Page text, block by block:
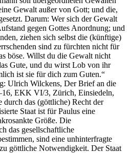
Gewalt außer von Gott; und die,
Darum: Wer sich der Gewalt
gegen Gottes Anord­nung; und
ziehen sich selbst die (künftige)
sind zu fürchten nicht für
böse. Willst du die Gewalt nicht
Gute, und du wirst Lob von ihr
ist sie für dich zum Guten.“
Ulrich Wilckens, Der Brief an die
EKK VI/3, Zürich, Einsiedeln,
das (göttliche) Recht der
Staat ist für Paulus eine
Größe. Die
das gesellschaftliche
sind eine unhinterfragte
göttliche Notwendigkeit. Der Staat